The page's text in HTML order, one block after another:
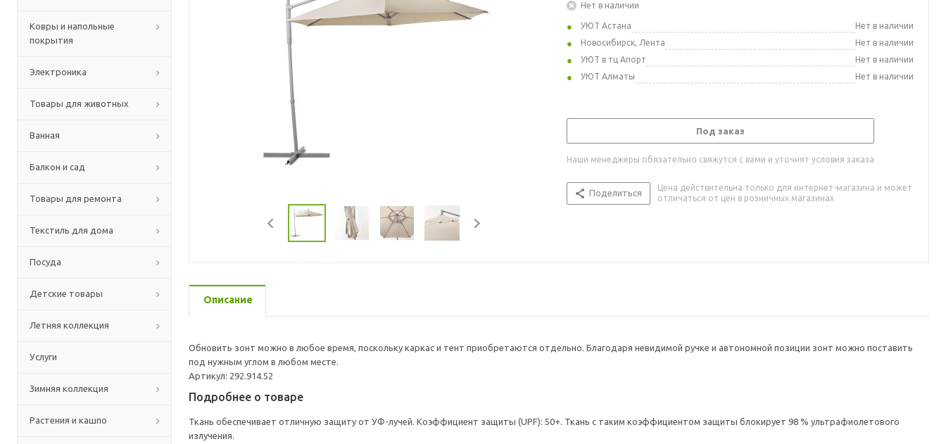
Ковры и напольные
покрытия
Электроника
Товары для животных
Ванная
Балкон и сад
Товары для ремонта
Текстиль для дома
Посуда
Детские товары
Летняя коллекция
Услуги
Зимняя коллекция
Растения и кашпо
Нет в наличии
УЮТ Астана
Нет в наличии
Новосибирск, Лента
Нет в наличии
УЮТ в тц Апорт
Нет в наличии
УЮТ Алматы
Нет в наличии
Под заказ
Наши менеджеры обязательно свяжутся с вами и уточнят условия заказа
Поделиться
Цена действительна только для интернет-магазина и может
отличаться от цен в розничных магазинах
Описание
Обновить зонт можно в любое время, поскольку каркас и тент приобретаются отдельно. Благодаря невидимой ручке и автономной позиции зонт можно поставить
под нужным углом в любом месте.
Артикул: 292.914.52
Подробнее о товаре
Ткань обеспечивает отличную защиту от УФ-лучей. Коэффициент защиты (UPF): 50+. Ткань с таким коэффициентом защиты блокирует 98 % ультрафиолетового
излучения.